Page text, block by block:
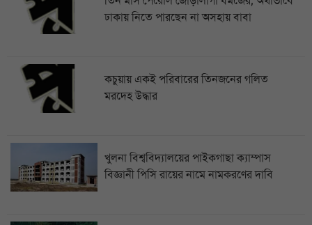
ঢাকায় নিতে পারছেন না অসহায় বাবা
কচুয়ায় একই পরিবারের তিনজনের গলিত
মরদেহ উদ্ধার
খুলনা বিশ্ববিদ্যালয়ের পাইকগাছা ক্যাম্পাস
বিজ্ঞানী পিসি রায়ের নামে নামকরণের দাবি